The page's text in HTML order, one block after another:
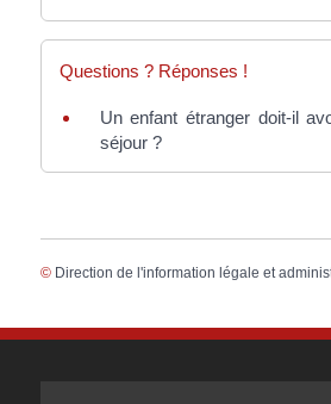
Questions ? Réponses !
Un enfant étranger doit-il
séjour ?
© Direction de l'information légale et